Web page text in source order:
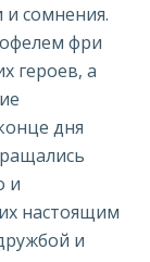
и сомнения.
фри
героев, а
дня
и
настоящим
и